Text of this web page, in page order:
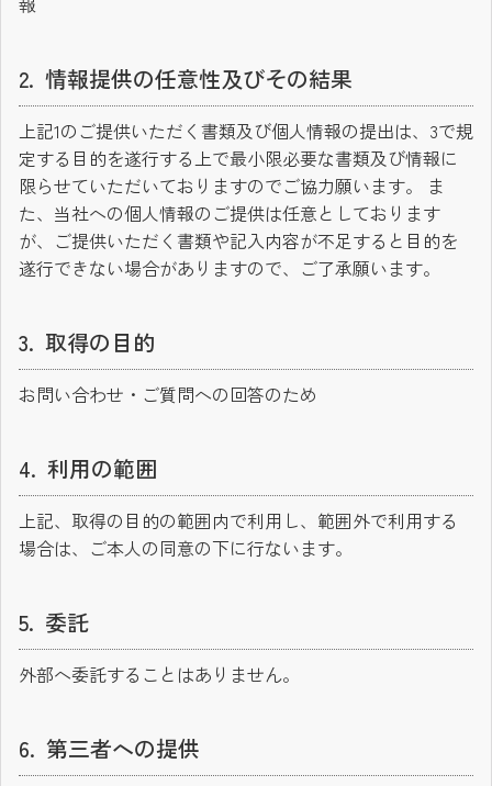
情報提供の任意性及びその結果
上記1のご提供いただく書類及び個人情報の提出は、3で規
定する目的を遂行する上で最小限必要な書類及び情報に
限らせていただいておりますのでご協力願います。 ま
た、当社への個人情報のご提供は任意としております
が、ご提供いただく書類や記入内容が不足すると目的を
遂行できない場合がありますので、ご了承願います。
取得の目的
お問い合わせ・ご質問への回答のため
利用の範囲
上記、取得の目的の範囲内で利用し、範囲外で利用する
場合は、ご本人の同意の下に行ないます。
委託
外部へ委託することはありません。
第三者への提供